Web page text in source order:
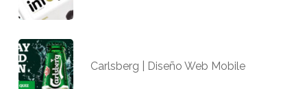
Carlsberg | Diseño Web Mobile